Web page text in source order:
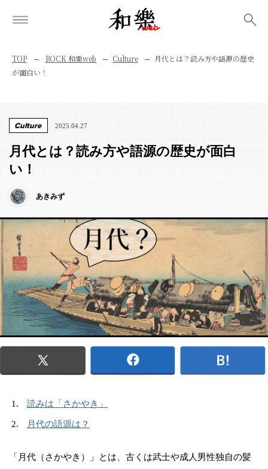
TOP ROCK 和樂web Culture
月代とは？読み方や語源の歴史
が面白い！
Culture 2025.04.27
月代とは？読み方や語源の歴史が面白
い！
あきみず
読みは「さかやき」
月代の語源は？
「月代（さかやき）」とは、古くは武士や成人男性独自の髪